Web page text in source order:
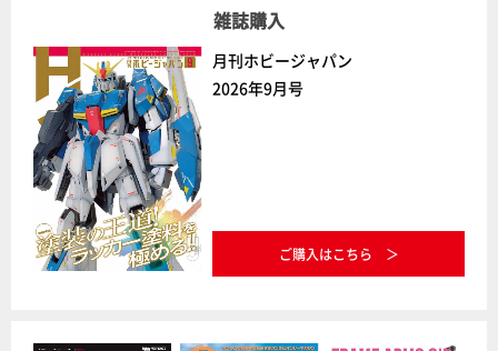
雑誌購入
月刊ホビージャパン
2026年9月号
ご購入はこちら